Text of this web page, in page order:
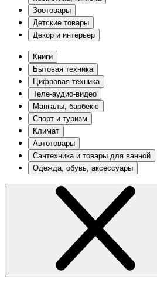
Зоотовары
Детские товары
Декор и интерьер
Книги
Бытовая техника
Цифровая техника
Теле-аудио-видео
Мангалы, барбекю
Спорт и туризм
Климат
Автотовары
Сантехника и товары для ванной
Одежда, обувь, аксессуары